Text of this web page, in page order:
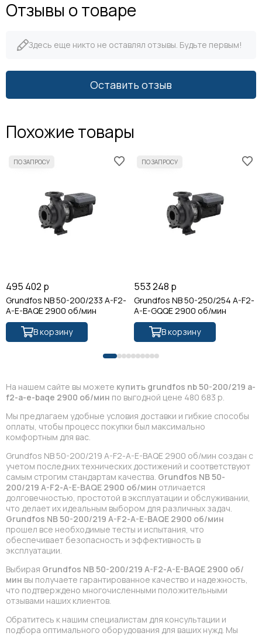
Отзывы о товаре
Здесь еще никто не оставлял отзывы. Будьте первым!
Оставить отзыв
Похожие товары
495 402 р
Grundfos NB 50-200/233 A-F2-
A-E-BAQE 2900 об/мин
В корзину
553 248 р
Grundfos NB 50-250/254 A-F2-
A-E-GQQE 2900 об/мин
В корзину
На нашем сайте вы можете купить grundfos nb 50-200/219 a-
f2-a-e-baqe 2900 об/мин по выгодной цене 480 683 р.
Мы предлагаем удобные условия доставки и гибкие способы
оплаты, чтобы процесс покупки был максимально
комфортным для вас.
Grundfos NB 50-200/219 A-F2-A-E-BAQE 2900 об/мин создан с
учетом последних технических достижений и соответствуют
самым строгим стандартам качества. Grundfos NB 50-
200/219 A-F2-A-E-BAQE 2900 об/мин отличается
долговечностью, простотой в эксплуатации и обслуживании,
что делает их идеальным выбором для различных задач.
Grundfos NB 50-200/219 A-F2-A-E-BAQE 2900 об/мин
прошел все необходимые тесты и испытания, что
обеспечивает безопасность и эффективность в
эксплуатации.
Выбирая Grundfos NB 50-200/219 A-F2-A-E-BAQE 2900 об/
мин вы получаете гарантированное качество и надежность,
что подтверждено многочисленными положительными
отзывами наших клиентов.
Обратитесь к нашим специалистам для консультации и
подбора оптимального оборудования для ваших нужд. Мы